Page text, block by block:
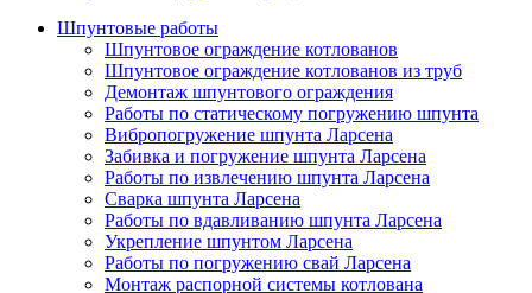
Шпунтовые работы
Шпунтовое ограждение котлованов
Шпунтовое ограждение котлованов из труб
Демонтаж шпунтового ограждения
Работы по статическому погружению шпунта
Вибропогружение шпунта Ларсена
Забивка и погружение шпунта Ларсена
Работы по извлечению шпунта Ларсена
Сварка шпунта Ларсена
Работы по вдавливанию шпунта Ларсена
Укрепление шпунтом Ларсена
Работы по погружению свай Ларсена
Монтаж распорной системы котлована